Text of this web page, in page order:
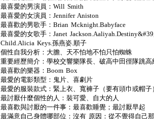
最喜愛的男演員：Will Smith
最喜愛的女演員：Jennifer Aniston
最喜歡的男歌手：Brian Mcknight.Babyface
最喜愛的女歌手：Janet
Child.Alicia Keys.孫燕姿.順子
個性自我分析：大膽、天不怕地不怕只怕蜘蛛
重要經歷簡介：學校交響樂隊長、破高中田徑隊跳高
最喜歡的樂器：Boom Box
最愛的電影類型：鬼片、喜劇片
最愛的服裝款式：緊上衣、寬褲子（要有頭巾或帽子）
最討厭什麼個性的人：裝可愛、自大的人
最喜歡與討厭的一件事：最喜歡睡覺；最討厭早起
最滿意自己身體哪部位：沒有 原因：從不覺得自己